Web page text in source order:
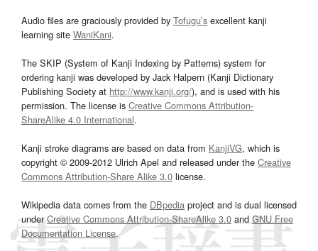
Audio files are graciously provided by Tofugu’s excellent kanji
learning site WaniKani.
The SKIP (System of Kanji Indexing by Patterns) system for
ordering kanji was developed by Jack Halpern (Kanji Dictionary
Publishing Society at http://www.kanji.org/), and is used with his
permission. The license is Creative Commons Attribution-
ShareAlike 4.0 International.
Kanji stroke diagrams are based on data from KanjiVG, which is
copyright © 2009-2012 Ulrich Apel and released under the Creative
Commons Attribution-Share Alike 3.0 license.
Wikipedia data comes from the DBpedia project and is dual licensed
underCreative Commons Attribution-ShareAlike 3.0and GNU Free
Documentation License.